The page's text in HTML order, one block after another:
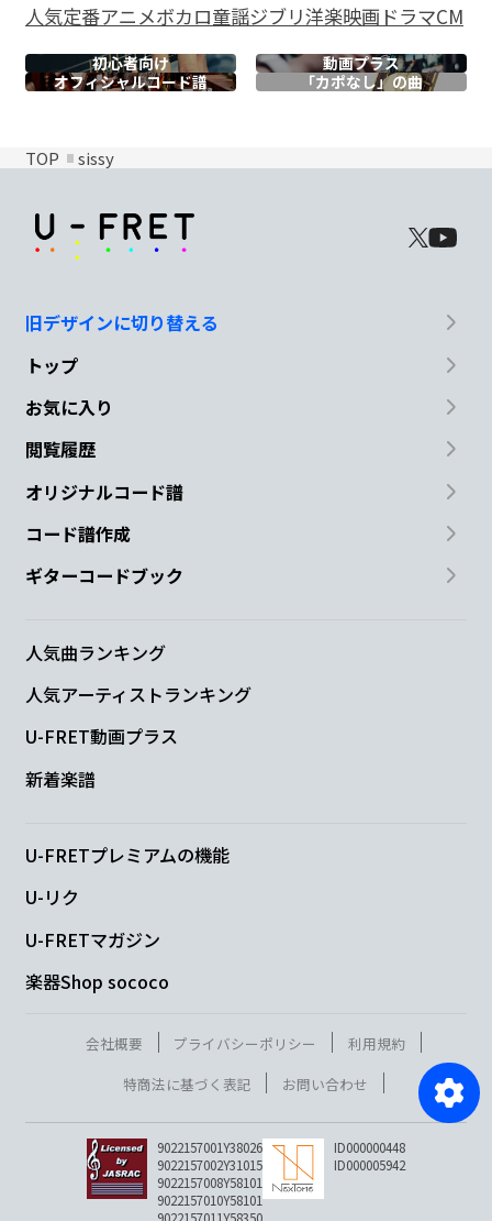
人気定番アニメボカロ童謡ジブリ洋楽映画ドラマCM
初心者向け
動画プラス
オフィシャルコード譜 「カポなし」の曲
TOP sissy
旧デザインに切り替える
トップ
お気に入り
閲覧履歴
オリジナルコード譜
コード譜作成
ギターコードブック
人気曲ランキング
人気アーティストランキング
U-FRET動画プラス
新着楽譜
U-FRETプレミアムの機能
U-リク
U-FRETマガジン
楽器Shop sococo
会社概要 プライバシーポリシー
利用規約
特商法に基づく表記
お問い合わせ
9022157001Y38026
9022157002Y31015
9022157008Y58101
9022157010Y58101
ID000000448
ID000005942